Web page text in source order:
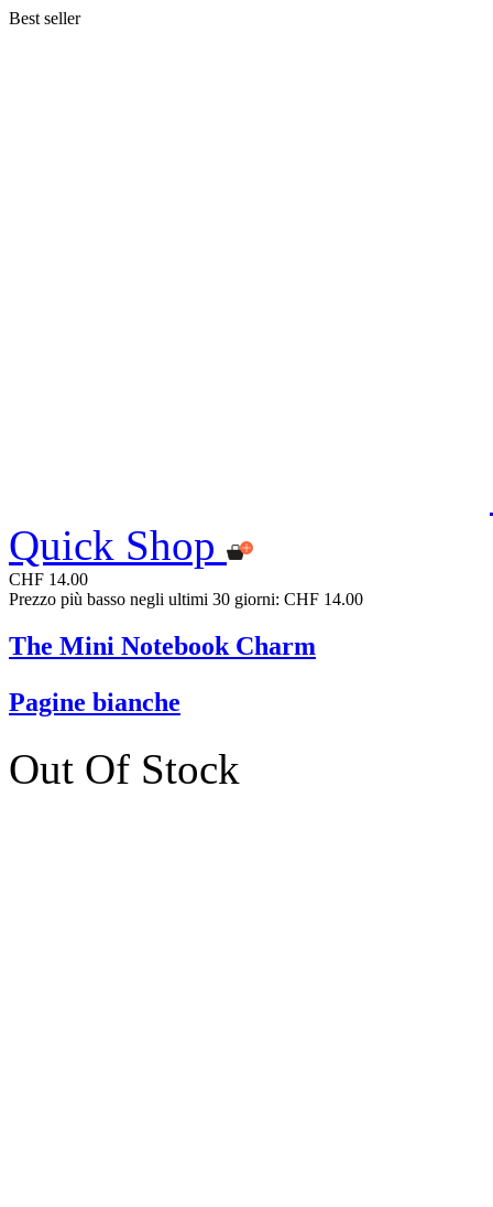
Best seller
Quick Shop
CHF 14.00
Prezzo più basso negli ultimi 30 giorni: CHF 14.00
The Mini Notebook Charm
Pagine bianche
Out Of Stock